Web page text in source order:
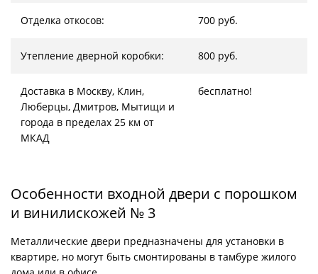
Отделка откосов: 700 руб.
Утепление дверной коробки: 800 руб.
Доставка в Москву, Клин,
Люберцы, Дмитров, Мытищи и
города в пределах 25 км от
МКАД
бесплатно!
Особенности входной двери с порошком
и винилискожей № 3
Металлические двери предназначены для установки в
квартире, но могут быть смонтированы в тамбуре жилого